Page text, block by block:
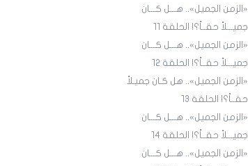
«الزمن الجميل».. هـــل كـــان
جميـــلاً حقــاً؟! الحلقة ١1
«الزمن الجميل».. هـــل كـــان
جميـــلاً حقــاً؟! الحلقة ١2
«الزمن الجميل».. هل كـان جميـلاً
حقــاً؟! الحلقة ١3
«الزمن الجميل».. هـــل كـــان
جميـــلاً حقــاً؟! الحلقة ١4
«الزمن الجميل».. هـــل كـــان